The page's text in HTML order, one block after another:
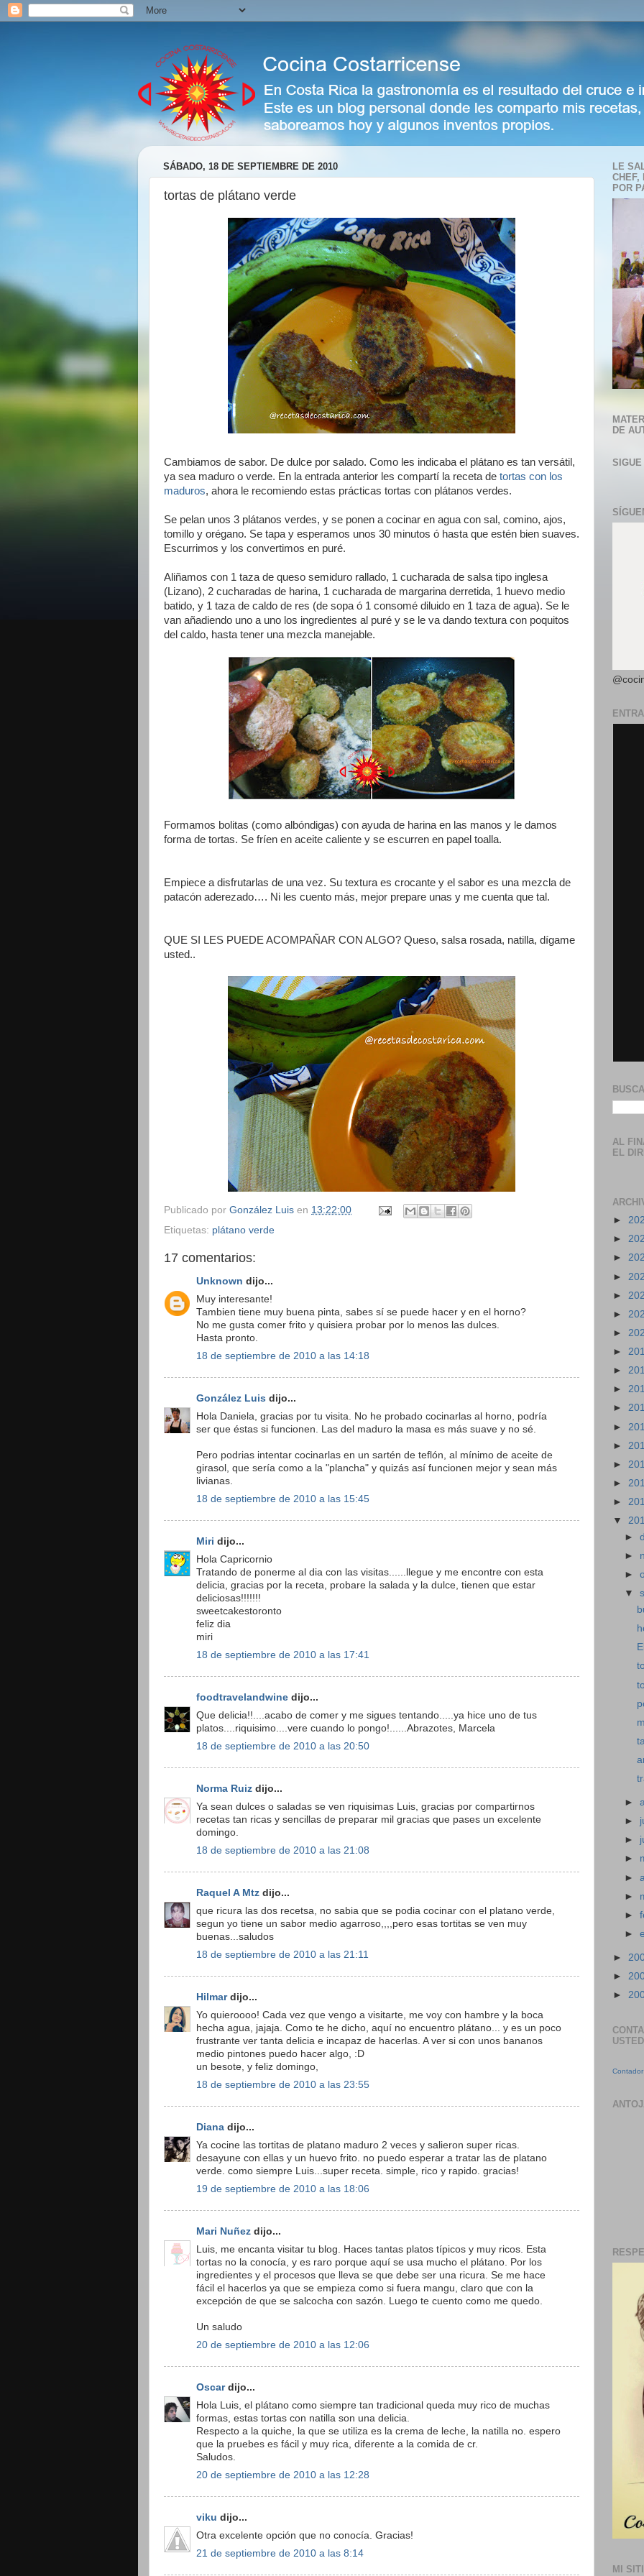
SÁBADO, 18 DE SEPTIEMBRE DE 2010
tortas de plátano verde
Cambiamos de sabor. De dulce por salado. Como les indicaba el plátano es tan versátil,
ya sea maduro o verde. En la entrada anterior les compartí la receta de tortas con los
maduros, ahora le recomiendo estas prácticas tortas con plátanos verdes.
Se pelan unos 3 plátanos verdes, y se ponen a cocinar en agua con sal, comino, ajos,
tomillo y orégano. Se tapa y esperamos unos 30 minutos ó hasta que estén bien suaves.
Escurrimos y los convertimos en puré.
Aliñamos con 1 taza de queso semiduro rallado, 1 cucharada de salsa tipo inglesa
(Lizano), 2 cucharadas de harina, 1 cucharada de margarina derretida, 1 huevo medio
batido, y 1 taza de caldo de res (de sopa ó 1 consomé diluido en 1 taza de agua). Se le
van añadiendo uno a uno los ingredientes al puré y se le va dando textura con poquitos
del caldo, hasta tener una mezcla manejable.
Formamos bolitas (como albóndigas) con ayuda de harina en las manos y le damos
forma de tortas. Se fríen en aceite caliente y se escurren en papel toalla.
Empiece a disfrutarlas de una vez. Su textura es crocante y el sabor es una mezcla de
patacón aderezado…. Ni les cuento más, mejor prepare unas y me cuenta que tal.
QUE SI LES PUEDE ACOMPAÑAR CON ALGO? Queso, salsa rosada, natilla, dígame
usted..
Publicado por González Luis en 13:22:00
Etiquetas: plátano verde
17 comentarios:
Unknown dijo...
Muy interesante!
Tambien tiene muy buena pinta, sabes sí se puede hacer y en el horno?
No me gusta comer frito y quisiera probar por lo menos las dulces.
Hasta pronto.
18 de septiembre de 2010 a las 14:18
González Luis dijo...
Hola Daniela, gracias por tu visita. No he probado cocinarlas al horno, podría
ser que éstas si funcionen. Las del maduro la masa es más suave y no sé.
Pero podrias intentar cocinarlas en un sartén de teflón, al mínimo de aceite de
girasol, que sería como a la "plancha" y quizás así funcionen mejor y sean más
livianas.
18 de septiembre de 2010 a las 15:45
Miri dijo...
Hola Capricornio
Tratando de ponerme al dia con las visitas......llegue y me encontre con esta
delicia, gracias por la receta, probare la salada y la dulce, tienen que estar
deliciosas!!!!!!!
sweetcakestoronto
feliz dia
miri
18 de septiembre de 2010 a las 17:41
foodtravelandwine dijo...
Que delicia!!....acabo de comer y me sigues tentando.....ya hice uno de tus
platos....riquisimo....vere cuando lo pongo!......Abrazotes, Marcela
18 de septiembre de 2010 a las 20:50
Norma Ruiz dijo...
Ya sean dulces o saladas se ven riquisimas Luis, gracias por compartirnos
recetas tan ricas y sencillas de preparar mil gracias que pases un excelente
domingo.
18 de septiembre de 2010 a las 21:08
Raquel A Mtz dijo...
que ricura las dos recetsa, no sabia que se podia cocinar con el platano verde,
segun yo tiene un sabor medio agarroso,,,,pero esas tortitas se ven muy
buenas...saludos
18 de septiembre de 2010 a las 21:11
Hilmardijo...
Yo quieroooo! Cada vez que vengo a visitarte, me voy con hambre y la boca
hecha agua, jajaja. Como te he dicho, aquí no encuentro plátano... y es un poco
frustrante ver tanta delicia e incapaz de hacerlas. A ver si con unos bananos
medio pintones puedo hacer algo, :D
un besote, y feliz domingo,
18 de septiembre de 2010 a las 23:55
Diana dijo...
Ya cocine las tortitas de platano maduro 2 veces y salieron super ricas.
desayune con ellas y un huevo frito. no puedo esperar a tratar las de platano
verde. como siempre Luis...super receta. simple, rico y rapido. gracias!
19 de septiembre de 2010 a las 18:06
Mari Nuñez dijo...
Luis, me encanta visitar tu blog. Haces tantas platos típicos y muy ricos. Esta
tortas no la conocía, y es raro porque aquí se usa mucho el plátano. Por los
ingredientes y el procesos que lleva se que debe ser una ricura. Se me hace
fácil el hacerlos ya que se empieza como si fuera mangu, claro que con la
excepción de que se salcocha con sazón. Luego te cuento como me quedo.
Un saludo
20 de septiembre de 2010 a las 12:06
Oscardijo...
Hola Luis, el plátano como siempre tan tradicional queda muy rico de muchas
formas, estas tortas con natilla son una delicia.
Respecto a la quiche, la que se utiliza es la crema de leche, la natilla no. espero
que la pruebes es fácil y muy rica, diferente a la comida de cr.
Saludos.
20 de septiembre de 2010 a las 12:28
viku dijo...
Otra excelente opción que no conocía. Gracias!
21 de septiembre de 2010 a las 8:14
LE
CHEF,
POR
DE
AL
EL
►
►
►
►
►
►
►
►
►
►
►
►
►
►
►
►
▼
►
►
►
▼
►
►
►
►
►
►
►
►
►
►
►
MI